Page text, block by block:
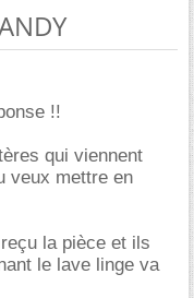
!!
qui viennent
veux mettre en
la pièce et ils
le lave linge va